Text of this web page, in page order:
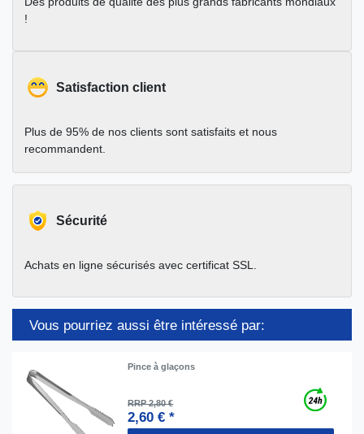
!
Satisfaction client
Plus de 95% de nos clients sont satisfaits et nous
recommandent.
Sécurité
Achats en ligne sécurisés avec certificat SSL.
Vous pourriez aussi être intéressé par:
Pince à glaçons
RRP 2,80 €
2,60 € *